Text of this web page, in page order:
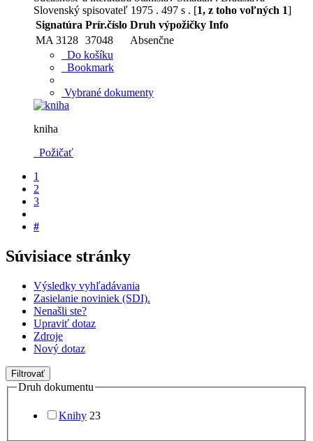
Slovenský spisovateľ 1975 . 497 s . [1, z toho voľných 1]
Signatúra Prír.číslo Druh výpožičky Info
MA 3128 37048
Absenčne
Do košíku
Bookmark
Vybrané dokumenty
kniha
Požičať
1
2
3
#
Súvisiace stránky
Výsledky vyhľadávania
Zasielanie noviniek (SDI).
Nenašli ste?
Upraviť dotaz
Zdroje
Nový dotaz
Filtrovať
Druh dokumentu
Knihy 23